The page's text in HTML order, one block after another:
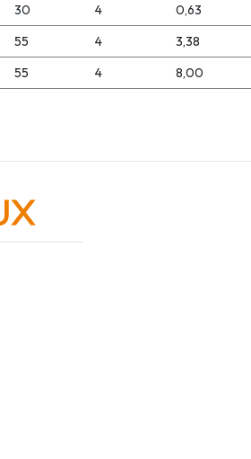
30 4
0,63
55 4
3,38
55 4 8,00